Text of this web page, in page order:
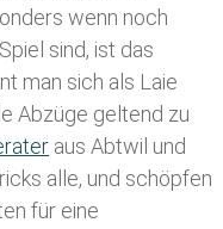
wenn noch
sind, ist das
man sich als Laie
Abzüge geltend zu
aus Abtwil und
alle, und schöpfen
für eine